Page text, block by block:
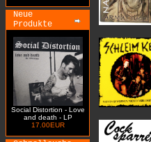
Neue
Produkte
Social Distortion - Love
and death - LP
17.00EUR